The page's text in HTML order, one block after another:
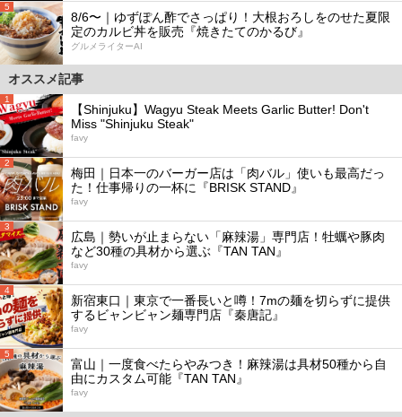
5
8/6〜｜ゆずぽん酢でさっぱり！大根おろしをのせた夏限
定のカルビ丼を販売『焼きたてのかるび』
グルメライターAI
オススメ記事
1
【Shinjuku】Wagyu Steak Meets Garlic Butter! Don't
Miss "Shinjuku Steak"
favy
2
梅田｜日本一のバーガー店は「肉バル」使いも最高だっ
た！仕事帰りの一杯に『BRISK STAND』
favy
3
広島｜勢いが止まらない「麻辣湯」専門店！牡蠣や豚肉
など30種の具材から選ぶ『TAN TAN』
favy
4
新宿東口｜東京で一番長いと噂！7mの麺を切らずに提供
するビャンビャン麺専門店『秦唐記』
favy
5
富山｜一度食べたらやみつき！麻辣湯は具材50種から自
由にカスタム可能『TAN TAN』
favy